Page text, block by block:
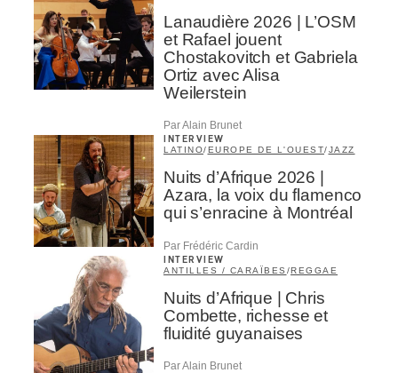
Lanaudière 2026 | L’OSM
et Rafael jouent
Chostakovitch et Gabriela
Ortiz avec Alisa
Weilerstein
Par Alain Brunet
INTERVIEW
LATINO/EUROPE DE L'OUEST/JAZZ
Nuits d’Afrique 2026 |
Azara, la voix du flamenco
qui s’enracine à Montréal
Par Frédéric Cardin
INTERVIEW
ANTILLES / CARAÏBES /REGGAE
Nuits d’Afrique | Chris
Combette, richesse et
fluidité guyanaises
Par Alain Brunet